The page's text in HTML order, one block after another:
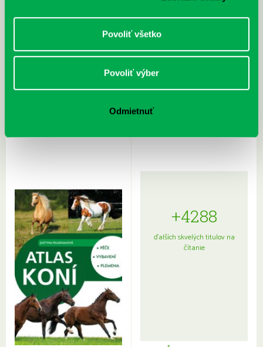
Povoliť všetko
Povoliť výber
Odmietnuť
Sprievodca po hviezdnej oblohe
kompletný sprievodca
+4288
ďalších skvelých titulov na
čítanie